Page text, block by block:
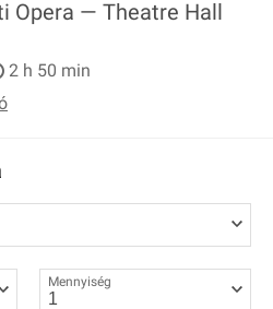
Opera — Theatre Hall
2 h 50 min
Mennyiség